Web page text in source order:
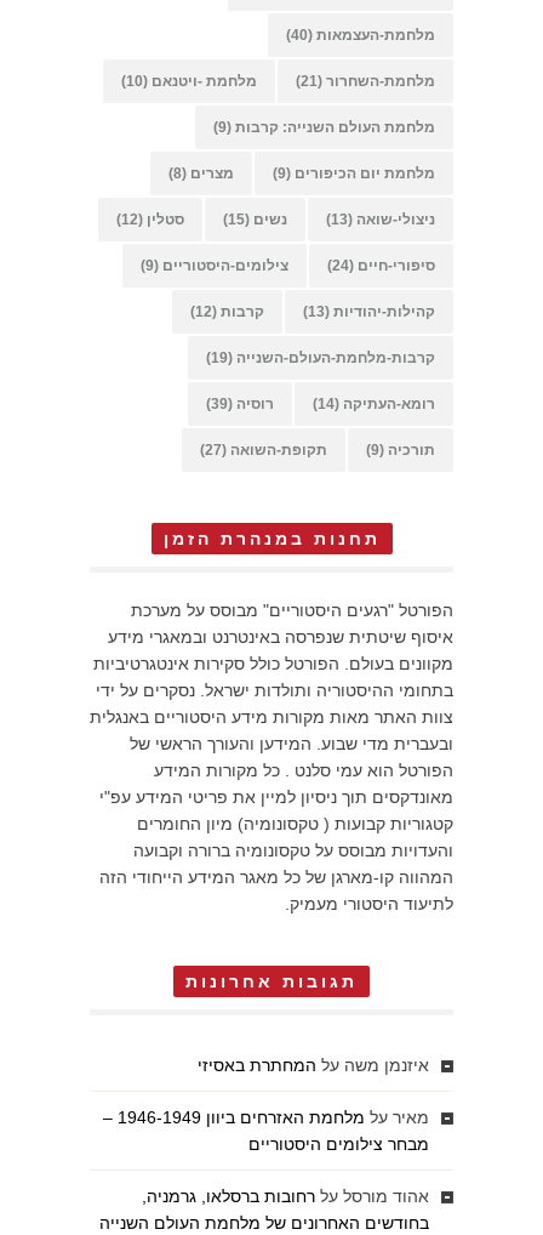
מלחמת-העצמאות (40)
מלחמת-השחרור (21) מלחמת -ויטנאם (10)
מלחמת העולם השנייה: קרבות (9)
מלחמת יום הכיפורים (9) מצרים (8)
ניצולי-שואה (13) נשים (15) סטלין (12)
סיפורי-חיים (24) צילומים-היסטוריים (9)
קהילות-יהודיות (13) קרבות (12)
קרבות-מלחמת-העולם-השנייה (19)
רומא-העתיקה (14) רוסיה (39)
תורכיה (9) תקופת-השואה (27)
תחנות במנהרת הזמן
הפורטל "רגעים היסטוריים" מבוסס על מערכת
איסוף שיטתית שנפרסה באינטרנט ובמאגרי מידע
מקוונים בעולם. הפורטל כולל סקירות אינטגרטיביות
בתחומי ההיסטוריה ותולדות ישראל. נסקרים על ידי
צוות האתר מאות מקורות מידע היסטוריים באנגלית
ובעברית מדי שבוע. המידען והעורך הראשי של
הפורטל הוא עמי סלנט . כל מקורות המידע
מאונדקסים תוך ניסיון למיין את פריטי המידע עפ"י
קטגוריות קבועות ( טקסונומיה) מיון החומרים
והעדויות מבוסס על טקסונומיה ברורה וקבועה
המהווה קו-מארגן של כל מאגר המידע הייחודי הזה
לתיעוד היסטורי מעמיק.
תגובות אחרונות
איזנמן משה על המחתרת באסיזי
מאיר על
מלחמת האזרחים ביוון 1946-1949 –
מבחר צילומים היסטוריים
אהוד מורסל על רחובות ברסלאו, גרמניה,
בחודשים האחרונים של מלחמת העולם השנייה